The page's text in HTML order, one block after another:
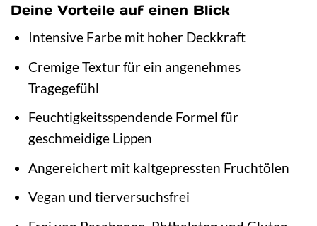
Deine Vorteile auf einen Blick
Intensive Farbe mit hoher Deckkraft
Cremige Textur für ein angenehmes
Tragegefühl
Feuchtigkeitsspendende Formel für
geschmeidige Lippen
Angereichert mit kaltgepressten Fruchtölen
Vegan und tierversuchsfrei